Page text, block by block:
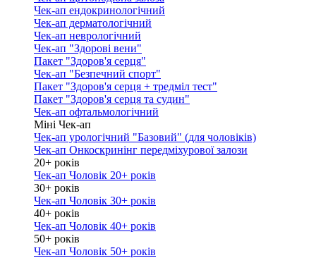
Чек-ап ендокринологічний
Чек-ап дерматологічний
Чек-ап неврологічний
Чек-ап "Здорові вени"
Пакет "Здоров'я серця"
Чек-ап "Безпечний спорт"
Пакет "Здоров'я серця + тредміл тест"
Пакет "Здоров'я серця та судин"
Чек-ап офтальмологічний
Міні Чек-ап
Чек-ап урологічний "Базовий" (для чоловіків)
Чек-ап Онкоскринінг передміхурової залози
20+ років
Чек-ап Чоловік 20+ років
30+ років
Чек-ап Чоловік 30+ років
40+ років
Чек-ап Чоловік 40+ років
50+ років
Чек-ап Чоловік 50+ років